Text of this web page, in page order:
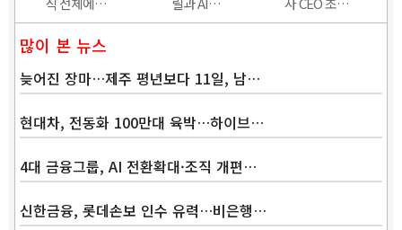
많이 본 뉴스
늦어진 장마…제주 평년보다 11일, 남…
현대차, 전동화 100만대 육박…하이브…
4대 금융그룹, AI 전환확대·조직 개편…
신한금융, 롯데손보 인수 유력…비은행…